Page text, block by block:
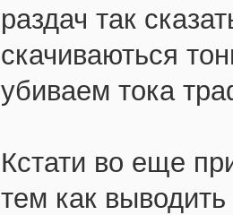
раздач так
скачиваються
убиваем тока
Кстати во еще
тем как